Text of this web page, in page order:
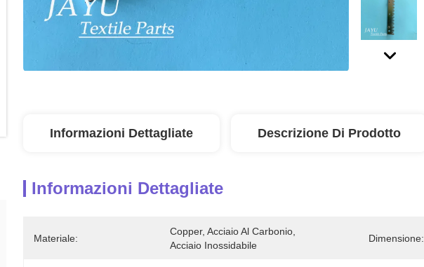
Informazioni Dettagliate Descrizione Di Prodotto
Informazioni Dettagliate
Materiale:
Copper, Acciaio Al Carbonio,
Acciaio Inossidabile
Dimensione: